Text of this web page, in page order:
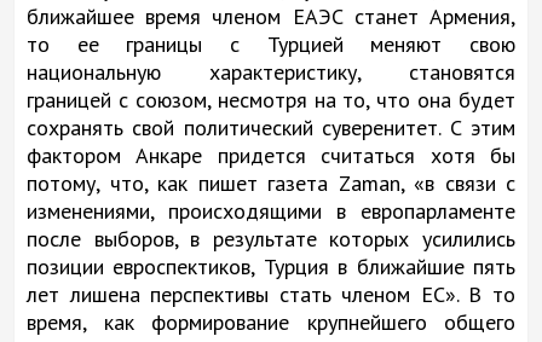
ближайшее время членом ЕАЭС станет Армения,
то ее границы с Турцией меняют свою
национальную характеристику, становятся
границей с союзом, несмотря на то, что она будет
сохранять свой политический суверенитет. С этим
фактором Анкаре придется считаться хотя бы
потому, что, как пишет газета Zaman, «в связи с
изменениями, происходящими в европарламенте
после выборов, в результате которых усилились
позиции евроспектиков, Турция в ближайшие пять
лет лишена перспективы стать членом ЕС». В то
время, как формирование крупнейшего общего